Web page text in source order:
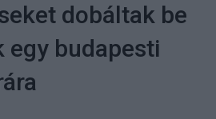
dobáltak be
egy budapesti